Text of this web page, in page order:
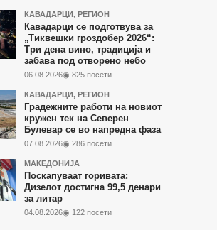
КАВАДАРЦИ, РЕГИОН
Кавадарци се подготвува за
„Тиквешки гроздобер 2026“:
Три дена вино, традиција и
забава под отворено небо
06.08.2026◉ 825 посети
КАВАДАРЦИ, РЕГИОН
Градежните работи на новиот
кружен тек на Северен
Булевар се во напредна фаза
07.08.2026◉ 286 посети
МАКЕДОНИЈА
Поскапуваат горивата:
Дизелот достигна 99,5 денари
за литар
04.08.2026◉ 122 посети